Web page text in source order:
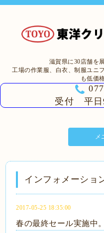
滋賀県に30店舗を
工場の作業服、白衣、制服ユニ
も低価
受付 平日
メ
インフォメーショ
2017-05-25 18:35:00
春の最終セール実施中。